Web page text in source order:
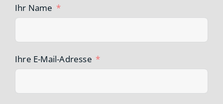
Ihr Name
Ihre E-Mail-Adresse